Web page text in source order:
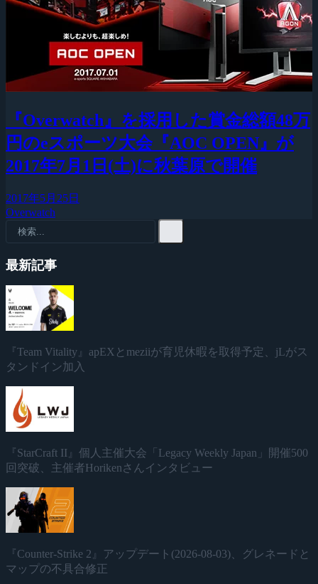
『Overwatch』を採用した賞金総額48万
円のeスポーツ大会『AOC OPEN』が
2017年7月1日(土)に秋葉原で開催
2017年5月25日
Overwatch
最新記事
『Team Vitality』apEXとmeziiが育児休暇を取得予定、jLがス
タンドイン加入
『StarCraft II』個人主催大会「Legacy Weekly Japan」開催500
回突破、主催者Horikenさんインタビュー
『Counter-Strike 2』アップデート(2026-08-03)、グレネードと
マップの不具合修正